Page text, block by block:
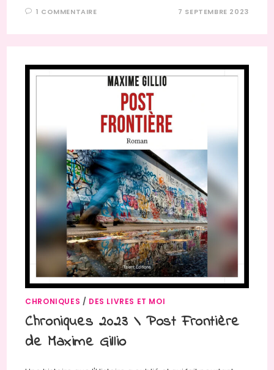
1 COMMENTAIRE 7 SEPTEMBRE 2023
CHRONIQUES / DES LIVRES ET MOI
Chroniques 2023 \ Post Frontière
de Maxime Gillio